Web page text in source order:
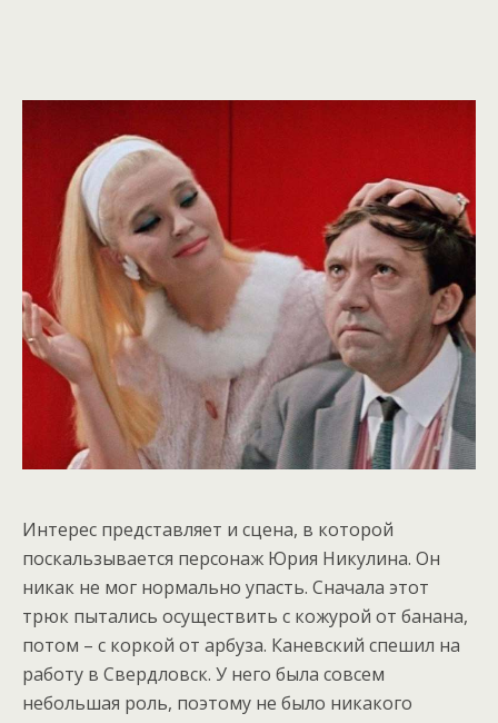
Интерес представляет и сцена, в которой
поскальзывается персонаж Юрия Никулина. Он
никак не мог нормально упасть. Сначала этот
трюк пытались осуществить с кожурой от банана,
потом – с коркой от арбуза. Каневский спешил на
работу в Свердловск. У него была совсем
небольшая роль, поэтому не было никакого